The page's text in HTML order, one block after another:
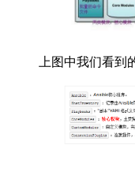
上图中我们看到